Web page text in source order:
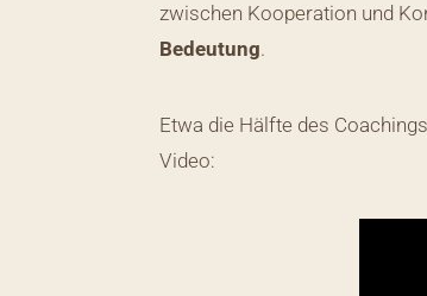
zwischen Kooperation und
Bedeutung.
Etwa die Hälfte des
Video: